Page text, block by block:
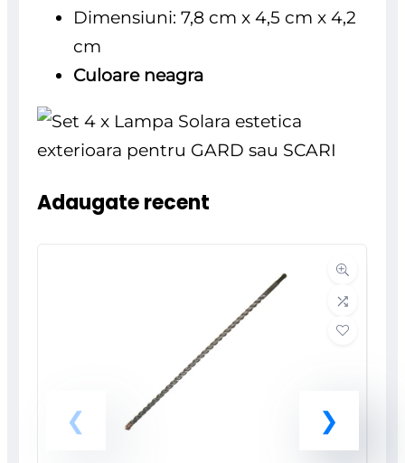
Dimensiuni: 7,8 cm x 4,5 cm x 4,2
cm
Culoare neagra
Adaugate recent